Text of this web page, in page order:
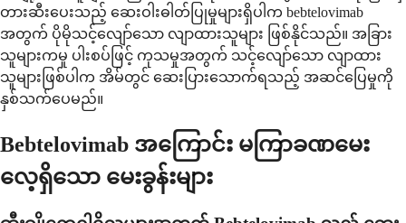
တားဆီးပေးသည့် ဆေးဝါးဓါတ်ပြုမှုများရှိပါက bebtelovimab
အတွက် ပိုမိုသင့်လျော်သော လျာထားသူများ ဖြစ်နိုင်သည်။ အခြား
သူများကမူ ပါးစပ်ဖြင့် ကုသမှုအတွက် သင့်လျော်သော လျာထား
သူများဖြစ်ပါက အိမ်တွင် ဆေးပြားသောက်ရသည့် အဆင်ပြေမှုကို
နှစ်သက်ပေမည်။
Bebtelovimab အကြောင်း မကြာခဏမေး
လေ့ရှိသော မေးခွန်းများ